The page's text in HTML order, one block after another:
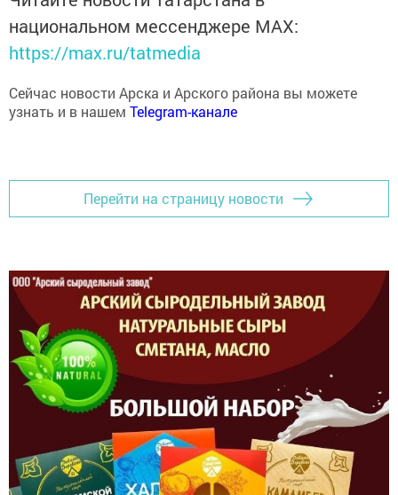
национальном мессенджере MАХ:
https://max.ru/tatmedia
узнать и в нашемTelegram-канале
Перейти на страницу новости